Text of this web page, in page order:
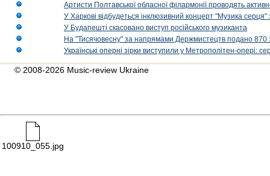
Артисти Полтавської обласної філармонії проводять
У Харкові відбудеться інклюзивний концерт "Музика
У Будапешті скасовано виступ російського музиканта
На "Тисячовесну" за напрямами Держмистецтв подано 870
Українські оперні зірки виступили у Метрополітен-опері:
© 2008-2026 Music-review Ukraine
100910_055.jpg